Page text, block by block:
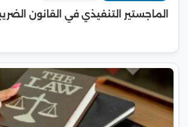
الماجستير التنفيذي في القانون